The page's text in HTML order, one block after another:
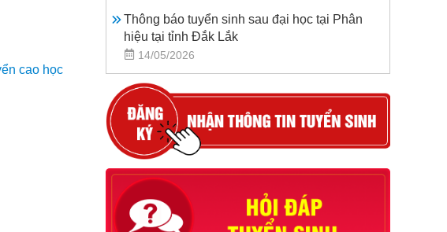
cao học
Thông báo tuyển sinh sau đại học tại Phân
hiệu tại tỉnh Đắk Lắk
14/05/2026